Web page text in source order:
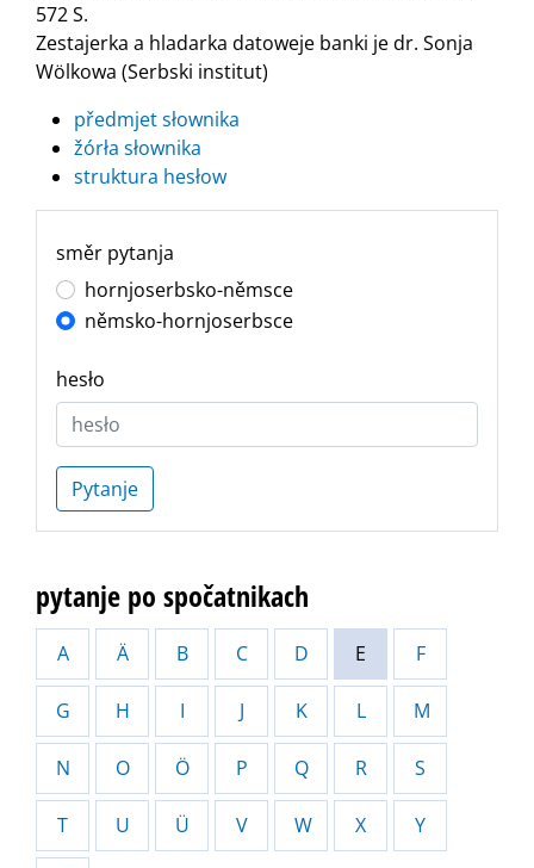
572 S.
Zestajerka a hladarka datoweje banki je dr. Sonja
Wölkowa (Serbski institut)
předmjet słownika
žórła słownika
struktura hesłow
směr pytanja
hornjoserbsko-němsce
němsko-hornjoserbsce
hesło
Pytanje
pytanje po spočatnikach
A Ä B C D E F
G H I J K L M
N O Ö P Q R S
T U Ü V W X Y